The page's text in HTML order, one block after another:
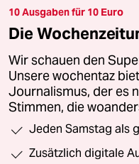
10 Ausgaben für 10 Euro
Die
Wir schauen den
Unsere wochentaz
Journalismus, der es
Stimmen, die
Jeden Samstag als
Zusätzlich digitale